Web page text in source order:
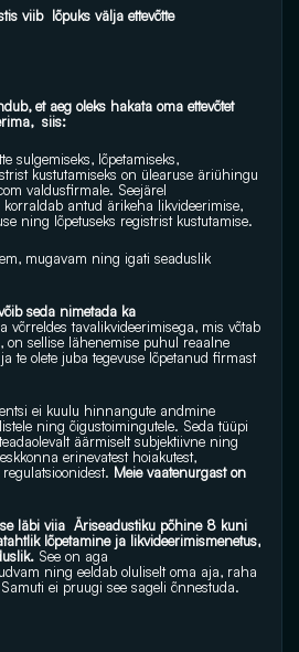
viib  lõpuks välja ettevõtte
et aeg oleks hakata oma ettevõtet
siis:
sulgemiseks, lõpetamiseks,
kustutamiseks on ülearuse äriühingu
korraldab antud ärikeha likvideerimise,
ning lõpetuseks registrist kustutamise.
mugavam ning igati seaduslik
seda nimetada ka
võrreldes tavalikvideerimisega, mis võtab
on sellise lähenemise puhul reaalne
te olete juba tegevuse lõpetanud firmast
ei kuulu hinnangute andmine
ning õigustoimingutele. Seda tüüpi
äärmiselt subjektiivne ning
erinevatest hoiakutest,
Meie vaatenurgast on
läbi viia  Äriseadustiku põhine 8 kuni
lõpetamine ja likvideerimismenetus,
See on aga
ning eeldab oluliselt oma aja, raha
ei pruugi see sageli õnnestuda.